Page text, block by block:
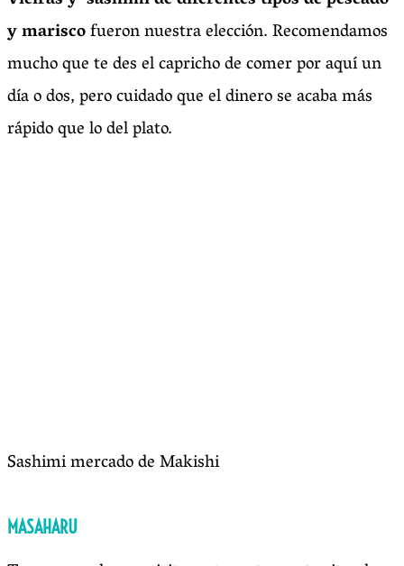
y mariscofueron nuestra elección. Recomendamos
mucho que te des el capricho de comer por aquí un
día o dos, pero cuidado que el dinero se acaba más
rápido que lo del plato.
Sashimi mercado de Makishi
MASAHARU